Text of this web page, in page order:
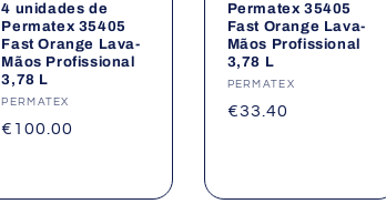
4 unidades de
Permatex 35405
Fast Orange Lava-
Mãos Profissional
3,78 L
Fornecedor:
PERMATEX
Preço
€100.00
Permatex 35405
Fast Orange Lava-
Mãos Profissional
3,78 L
Fornecedor:
PERMATEX
Preço
€33.40